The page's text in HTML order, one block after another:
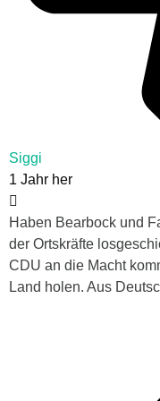
Siggi
1 Jahr her
Haben Bearbock und
der Ortskräfte
CDU an die Macht
Land holen. Aus